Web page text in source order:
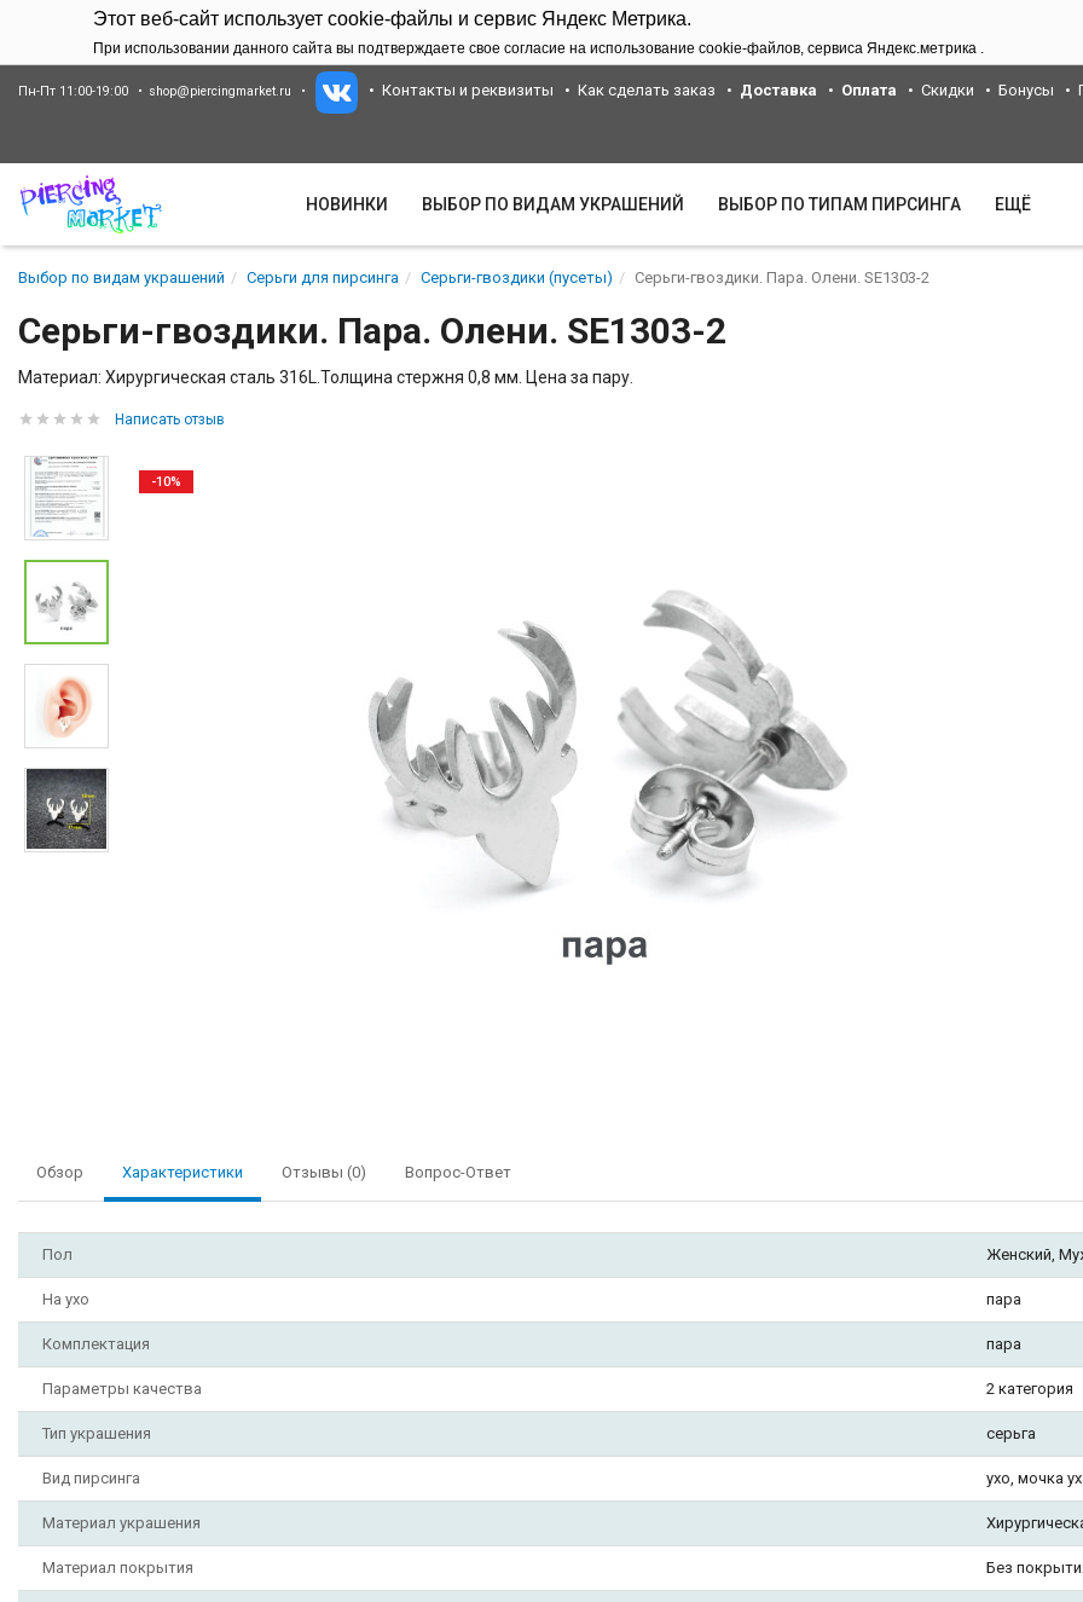
Этот веб-сайт использует cookie-файлы и сервис Яндекс Метрика.
При использовании данного сайта вы подтверждаете свое согласие на использование cookie-файлов, сервиса Яндекс.метрика .
Пн-Пт 11:00-19:00 shop@piercingmarket.ru Контакты и реквизиты Как сделать заказ Доставка Оплата Скидки Бонусы
НОВИНКИ ВЫБОР ПО ВИДАМ УКРАШЕНИЙ ВЫБОР ПО ТИПАМ ПИРСИНГА ЕЩЁ
Выбор по видам украшений Серьги для пирсинга Серьги-гвоздики (пусеты) Серьги-гвоздики. Пара. Олени. SE1303-2
Серьги-гвоздики. Пара. Олени. SE1303-2
Материал: Хирургическая сталь 316L.Толщина стержня 0,8 мм. Цена за пару.
Написать отзыв
-10%
Обзор Характеристики Отзывы (0) Вопрос-Ответ
Пол Женский,
На ухо пара
Комплектация пара
Параметры качества 2 категория
Тип украшения серьга
Вид пирсинга ухо, мочка
Материал украшения
Материал покрытия Без